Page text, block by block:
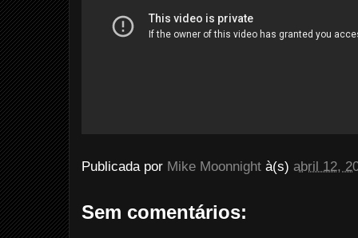
Publicada por Mike Moonnight à(s) abril 12,
Sem comentários: